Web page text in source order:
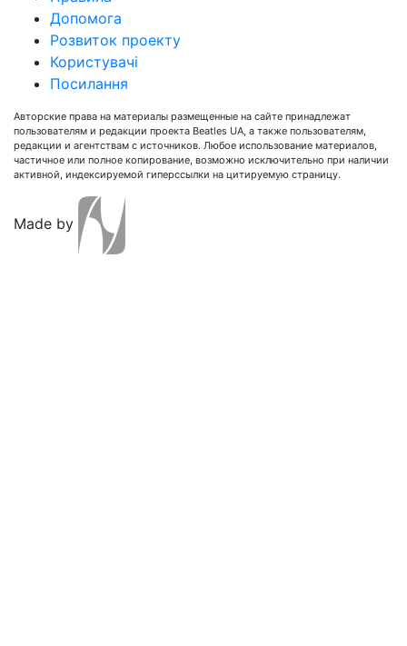
Допомога
Розвиток проекту
Користувачі
Посилання
Авторские права на материалы размещенные на сайте принадлежат
пользователям и редакции проекта Beatles UA, а также пользователям,
редакции и агентствам с источников. Любое использование материалов,
частичное или полное копирование, возможно исключительно при наличии
активной, индексируемой гиперссылки на цитируемую страницу.
Made by